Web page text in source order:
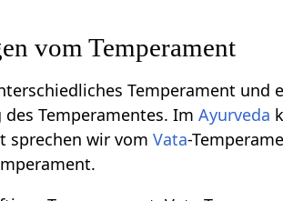
vom Temperament
Temperament und
des Temperamentes. ImAyurveda
sprechen wir vomVata-